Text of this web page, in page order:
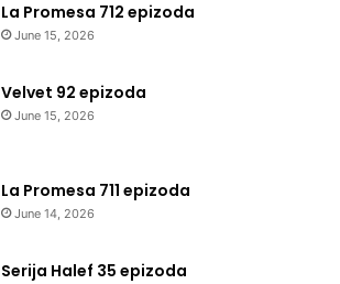
La Promesa 712 epizoda
June 15, 2026
Velvet 92 epizoda
June 15, 2026
La Promesa 711 epizoda
June 14, 2026
Serija Halef 35 epizoda